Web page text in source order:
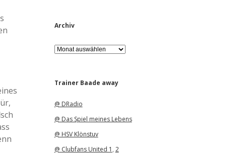
Archiv
A
r
iTrainer Baade away
@ DRadio
@ Das Spiel meines Lebens
@ HSV Klönstuv
@ Clubfans United 1 , 2